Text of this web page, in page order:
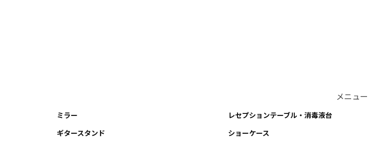
メニュー
ミラー
レセプションテーブル・消毒液台
ギタースタンド ショーケース